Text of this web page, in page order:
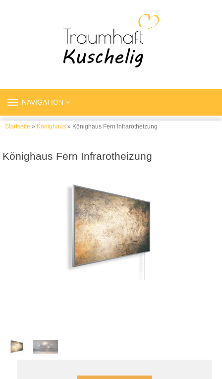
TOGGLE
NAVIGATION
Startseite » Könighaus » Könighaus Fern Infrarotheizung
Könighaus Fern Infrarotheizung